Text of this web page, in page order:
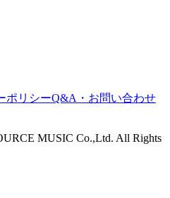
ポリシーQ&A・お問い合わせ
MUSIC Co.,Ltd. All Rights